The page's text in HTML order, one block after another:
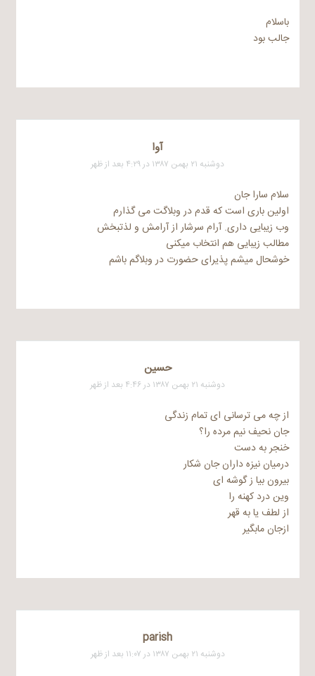
باسلام
جالب بود
آوا
دوشنبه ۲۱ بهمن ۱۳۸۷ در ۴:۲۹ بعد از ظهر
سلام سارا جان
اولین باری است که قدم در وبلاگت می گذارم
وب زیبایی داری. آرام سرشار از آرامش و لذتبخش
مطالب زیبایی هم انتخاب میکنی
خوشحال میشم پذیرای حضورت در وبلاگم باشم
حسین
دوشنبه ۲۱ بهمن ۱۳۸۷ در ۴:۴۶ بعد از ظهر
از چه می ترسانی ای تمام زندگی
جان نحیف نیم مرده را؟
خنجر به دست
درمیان نیزه داران جان شکار
بیرون بیا ز گوشه ای
وین درد کهنه را
از لطف یا به قهر
ازجان مابگیر
parish
دوشنبه ۲۱ بهمن ۱۳۸۷ در ۱۱:۰۷ بعد از ظهر